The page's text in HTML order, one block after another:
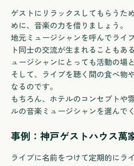
ゲストにリラックスしてもらうた
めに、音楽の力を借りましょう。
地元ミュージシャンを呼んでライ
ト同士の交流が生まれることもあ
ュージシャンにとっても活動の場
そして、ライブを聴く間の食べ物
なるのです。
もちろん、ホテルのコンセプトや
ルの音楽ミュージシャンを選んで
事例：神戸ゲストハウス萬
ライブに名前をつけて定期的にラ